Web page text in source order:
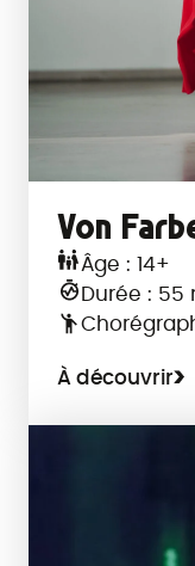
Von
Âge : 14+
Durée : 55
À découvrir